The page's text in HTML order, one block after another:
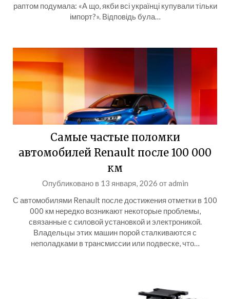
раптом подумала: «А що, якби всі українці купували тільки
імпорт?». Відповідь була…
Самые частые поломки
автомобилей Renault после 100 000
км
Опубликовано в 13 января, 2026 отadmin
С автомобилями Renault после достижения отметки в 100
000 км нередко возникают некоторые проблемы,
связанные с силовой установкой и электроникой.
Владельцы этих машин порой сталкиваются с
неполадками в трансмиссии или подвеске, что…